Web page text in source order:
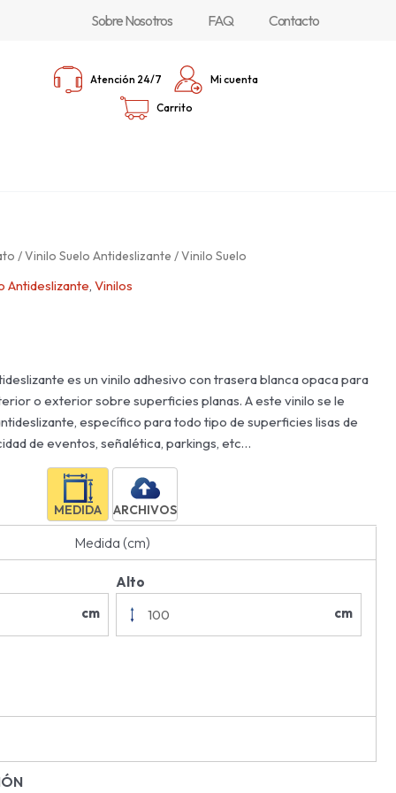
Sobre Nosotros FAQ Contacto
Atención 24/7 Mi cuenta
Carrito
/Vinilo Suelo Antideslizante / Vinilo Suelo
Antideslizante, Vinilos
es un vinilo adhesivo con trasera blanca opaca para
o exterior sobre superficies planas. A este vinilo se le
específico para todo tipo de superficies lisas de
de eventos, señalética, parkings, etc…
MEDIDA ARCHIVOS
Medida (cm)
cm
Alto
cm